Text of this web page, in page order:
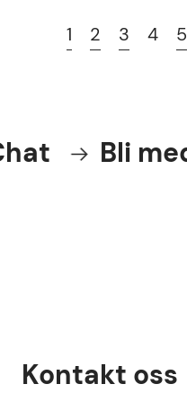
1 2 3 4 5
Bli medlem
Kontakt oss